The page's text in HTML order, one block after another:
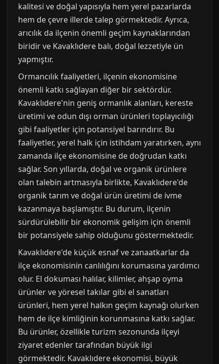
kalitesi ve doğal yapısıyla hem yerel pazarlarda
hem de çevre illerde talep görmektedir. Ayrıca,
arıcılık da ilçenin önemli geçim kaynaklarından
biridir ve Kavaklıdere balı, doğal lezzetiyle ün
yapmıştır.
Ormancılık faaliyetleri, ilçenin ekonomisine
önemli katkı sağlayan diğer bir sektördür.
Kavaklıdere'nin geniş ormanlık alanları, kereste
üretimi ve odun dışı orman ürünleri toplayıcılığı
gibi faaliyetler için potansiyel barındırır. Bu
faaliyetler, yerel halk için istihdam yaratırken, aynı
zamanda ilçe ekonomisine de doğrudan katkı
sağlar. Son yıllarda, doğal ve organik ürünlere
olan talebin artmasıyla birlikte, Kavaklıdere'de
organik tarım ve doğal ürün üretimi de ivme
kazanmaya başlamıştır. Bu durum, ilçenin
sürdürülebilir bir ekonomik gelişim için önemli
bir potansiyele sahip olduğunu göstermektedir.
Kavaklıdere'de küçük esnaf ve zanaatkarlar da
ilçe ekonomisinin canlılığını korumasına yardımcı
olur. El dokuması halılar, kilimler, ahşap oyma
ürünler ve yöresel takılar gibi el sanatları
ürünleri, hem yerel halkın geçim kaynağı olurken
hem de ilçe kimliğinin korunmasına katkı sağlar.
Bu ürünler, özellikle turizm sezonunda ilçeyi
ziyaret edenler tarafından büyük ilgi
görmektedir. Kavaklıdere ekonomisi, büyük